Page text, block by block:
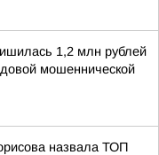
1,2 млн рублей
мошеннической
назвала ТОП